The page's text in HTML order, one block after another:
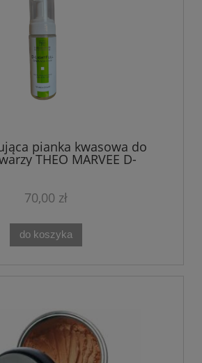
pianka kwasowa do
THEO MARVEE D-
GABA ACID FOAM 150 ml
70,00 zł
do koszyka